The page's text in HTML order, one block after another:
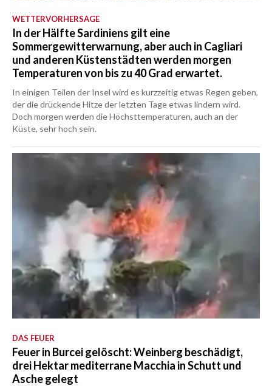
WETTERVORHERSAGE
In der Hälfte Sardiniens gilt eine
Sommergewitterwarnung, aber auch in Cagliari
und anderen Küstenstädten werden morgen
Temperaturen von bis zu 40 Grad erwartet.
In einigen Teilen der Insel wird es kurzzeitig etwas Regen geben,
der die drückende Hitze der letzten Tage etwas lindern wird.
Doch morgen werden die Höchsttemperaturen, auch an der
Küste, sehr hoch sein.
DAS FEUER
Feuer in Burcei gelöscht: Weinberg beschädigt,
drei Hektar mediterrane Macchia in Schutt und
Asche gelegt